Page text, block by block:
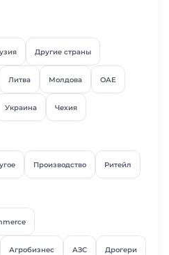
Другие страны
Литва Молдова ОАЕ
Украина Чехия
Производство Ритейл
Агробизнес АЗС Дрогери